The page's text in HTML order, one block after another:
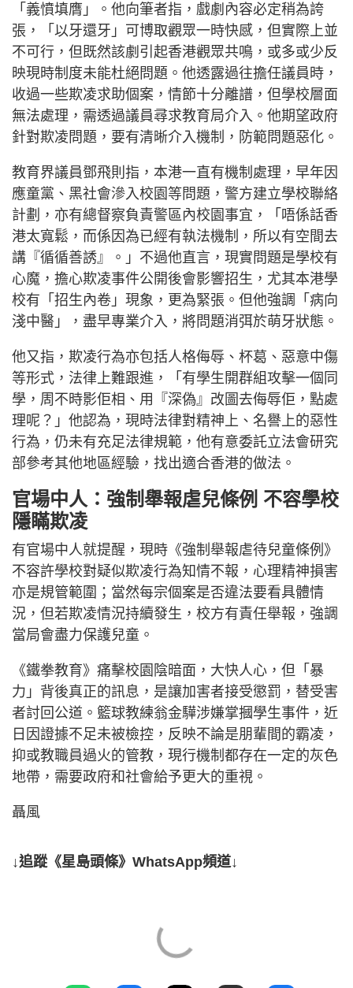
「義憤填膺」。他向筆者指，戲劇內容必定稍為誇
張，「以牙還牙」可博取觀眾一時快感，但實際上並
不可行，但既然該劇引起香港觀眾共鳴，或多或少反
映現時制度未能杜絕問題。他透露過往擔任議員時，
收過一些欺凌求助個案，情節十分離譜，但學校層面
無法處理，需透過議員尋求教育局介入。他期望政府
針對欺凌問題，要有清晰介入機制，防範問題惡化。
教育界議員鄧飛則指，本港一直有機制處理，早年因
應童黨、黑社會滲入校園等問題，警方建立學校聯絡
計劃，亦有總督察負責警區內校園事宜，「唔係話香
港太寬鬆，而係因為已經有執法機制，所以有空間去
講『循循善誘』。」不過他直言，現實問題是學校有
心魔，擔心欺凌事件公開後會影響招生，尤其本港學
校有「招生內卷」現象，更為緊張。但他強調「病向
淺中醫」，盡早專業介入，將問題消弭於萌牙狀態。
他又指，欺凌行為亦包括人格侮辱、杯葛、惡意中傷
等形式，法律上難跟進，「有學生開群組攻擊一個同
學，周不時影佢相、用『深偽』改圖去侮辱佢，點處
理呢？」他認為，現時法律對精神上、名譽上的惡性
行為，仍未有充足法律規範，他有意委託立法會研究
部參考其他地區經驗，找出適合香港的做法。
官場中人：強制舉報虐兒條例 不容學校
隱瞞欺凌
有官場中人就提醒，現時《強制舉報虐待兒童條例》
不容許學校對疑似欺凌行為知情不報，心理精神損害
亦是規管範圍；當然每宗個案是否違法要看具體情
況，但若欺凌情況持續發生，校方有責任舉報，強調
當局會盡力保護兒童。
《鐵拳教育》痛擊校園陰暗面，大快人心，但「暴
力」背後真正的訊息，是讓加害者接受懲罰，替受害
者討回公道。籃球教練翁金驊涉嫌掌摑學生事件，近
日因證據不足未被檢控，反映不論是朋輩間的霸凌，
抑或教職員過火的管教，現行機制都存在一定的灰色
地帶，需要政府和社會給予更大的重視。
聶風
↓追蹤《星島頭條》WhatsApp頻道↓